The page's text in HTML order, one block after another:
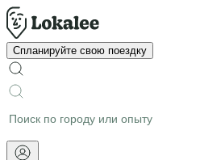
Спланируйте свою поездку